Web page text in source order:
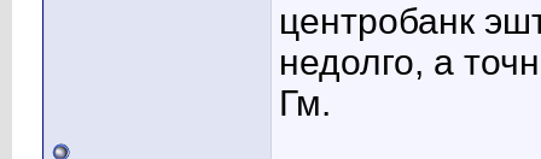
центробанк
недолго, а
Гм.